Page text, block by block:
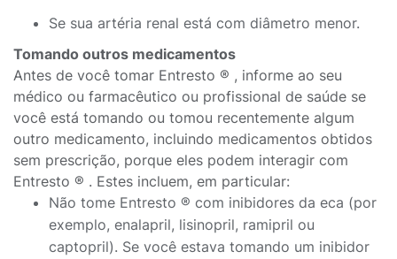
Se sua artéria renal está com diâmetro menor.
Tomando outros medicamentos
Antes de você tomar Entresto ® , informe ao seu
médico ou farmacêutico ou profissional de saúde se
você está tomando ou tomou recentemente algum
outro medicamento, incluindo medicamentos obtidos
sem prescrição, porque eles podem interagir com
Entresto ® . Estes incluem, em particular:
Não tome Entresto ® com inibidores da eca (por
exemplo, enalapril, lisinopril, ramipril ou
captopril). Se você estava tomando um inibidor